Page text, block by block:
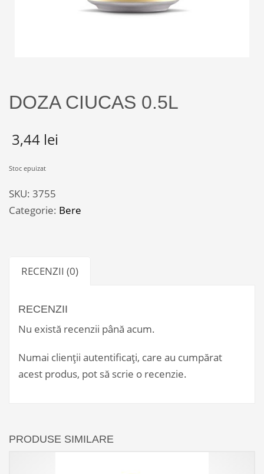
DOZA CIUCAS 0.5L
3,44 lei
Stoc epuizat
SKU: 3755
Categorie: Bere
RECENZII (0)
RECENZII
Nu există recenzii până acum.
Numai clienții autentificați, care au cumpărat
acest produs, pot să scrie o recenzie.
PRODUSE SIMILARE